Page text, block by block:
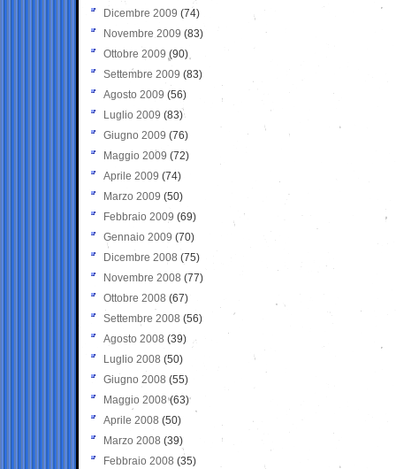
Dicembre 2009 (74)
Novembre 2009 (83)
Ottobre 2009 (90)
Settembre 2009 (83)
Agosto 2009 (56)
Luglio 2009 (83)
Giugno 2009 (76)
Maggio 2009 (72)
Aprile 2009 (74)
Marzo 2009 (50)
Febbraio 2009 (69)
Gennaio 2009 (70)
Dicembre 2008 (75)
Novembre 2008 (77)
Ottobre 2008 (67)
Settembre 2008 (56)
Agosto 2008 (39)
Luglio 2008 (50)
Giugno 2008 (55)
Maggio 2008(63)
Aprile 2008 (50)
Marzo 2008 (39)
Febbraio 2008 (35)